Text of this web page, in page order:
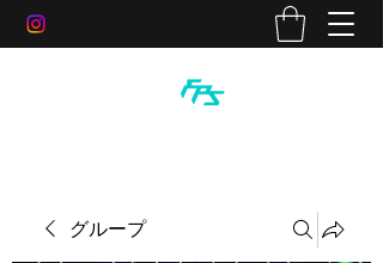
グループ